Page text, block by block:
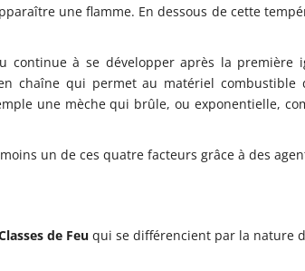
une flamme. En dessous de cette
continue à se développer après la
chaîne qui permet au matériel
une mèche qui brûle, ou exponentielle,
un de ces quatre facteurs grâce à des
de Feu qui se différencient par la nature